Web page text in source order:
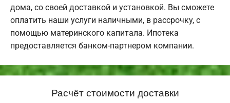
дома, со своей доставкой и установкой. Вы сможете
оплатить наши услуги наличными, в рассрочку, с
помощью материнского капитала. Ипотека
предоставляется банком-партнером компании.
Расчёт стоимости доставки